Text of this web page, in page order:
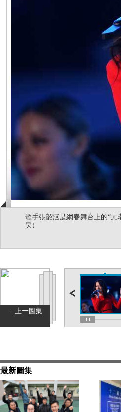
歌手張韶涵是網春舞台上的“元
昊）
上一圖集
最新圖集